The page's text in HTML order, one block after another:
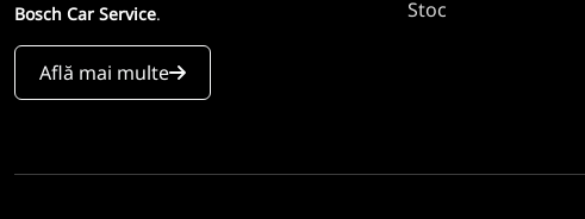
Bosch Car Service.
Află mai multe
Stoc